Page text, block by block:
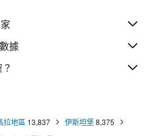
據
拉地區 13,837 伊斯坦堡8,375